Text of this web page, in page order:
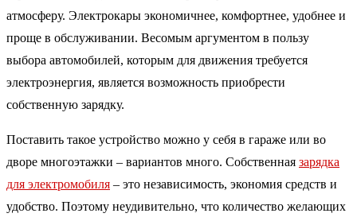
атмосферу. Электрокары экономичнее, комфортнее, удобнее и
проще в обслуживании. Весомым аргументом в пользу
выбора автомобилей, которым для движения требуется
электроэнергия, является возможность приобрести
собственную зарядку.
Поставить такое устройство можно у себя в гараже или во
дворе многоэтажки – вариантов много. Собственная зарядка
для электромобиля – это независимость, экономия средств и
удобство. Поэтому неудивительно, что количество желающих